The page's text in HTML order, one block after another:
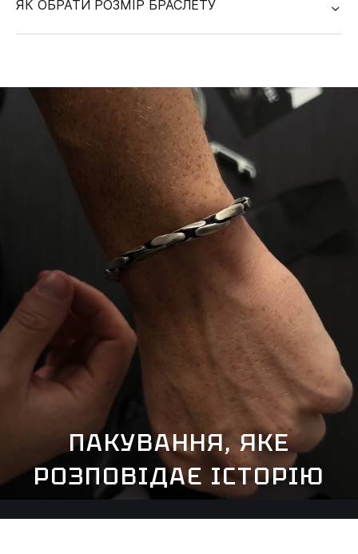
ЯК ОБРАТИ РОЗМІР БРАСЛЕТУ
ПАКУВАННЯ, ЯКЕ
РОЗПОВІДАЄ ІСТОРІЮ